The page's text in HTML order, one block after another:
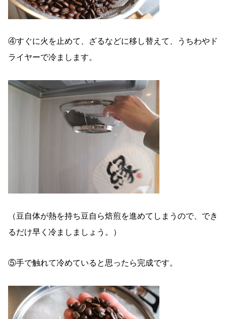
④すぐに火を止めて、ざるなどに移し替えて、うちわやド
ライヤーで冷まします。
（豆自体が熱を持ち豆自ら焙煎を進めてしまうので、でき
るだけ早く冷ましましょう。）
⑤手で触れて冷めていると思ったら完成です。